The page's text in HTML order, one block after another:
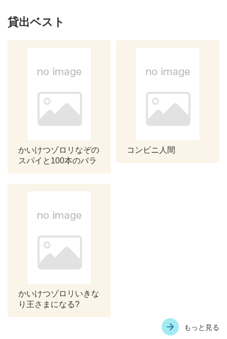
貸出ベスト
かいけつゾロリなぞの
スパイと100本のバラ
コンビニ人間
かいけつゾロリいきな
り王さまになる?
もっと見る